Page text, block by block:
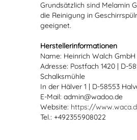
Grundsätzlich sind Melamin
die Reinigung in
geeignet.
Herstellerinformationen
Name: Heinrich Walch GmbH
Adresse: Postfach 1420 | D-
Schalksmühle
In der Hälver 1 | D-58553
E-Mail: admin@wadoo.de
Website: https://
Tel.: +492355908022